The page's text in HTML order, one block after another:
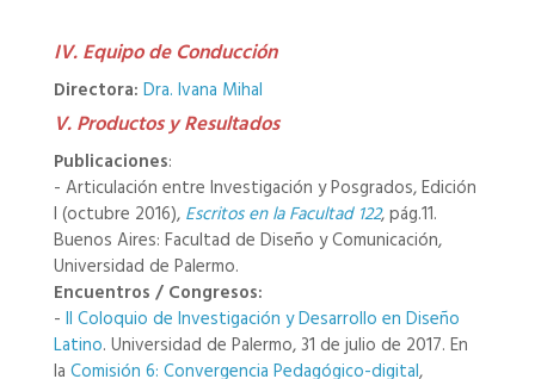
IV. Equipo de Conducción
Directora: Dra. Ivana Mihal
V. Productos y Resultados
Publicaciones:
- Articulación entre Investigación y Posgrados, Edición
I (octubre 2016), Escritos en la Facultad 122, pág.11.
Buenos Aires: Facultad de Diseño y Comunicación,
Universidad de Palermo.
Encuentros / Congresos:
- II Coloquio de Investigación y Desarrollo en Diseño
Latino. Universidad de Palermo, 31 de julio de 2017. En
la Comisión 6: Convergencia Pedagógico-digital,